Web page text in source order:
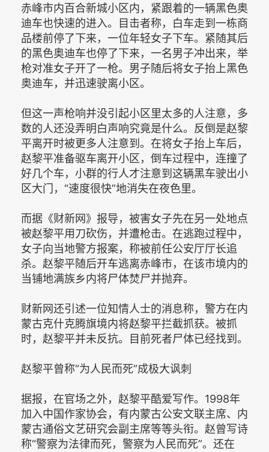
赤峰市内百合新城小区内，紧跟着的一辆黑色奥
迪车也快速的进入。目击者称，白车走到一栋商
品楼前停了下来，一位年轻女子下车。紧随其后
的黑色奥迪车也停了下来，一名男子冲出来，举
枪对准女子开了一枪。男子随后将女子抬上黑色
奥迪车，并迅速驶离小区。
但这一声枪响并没引起小区里太多的人注意，多
数的人还没弄明白声响究竟是什么。反倒是赵黎
平离开时被更多人注意到。在将女子抬上车后，
赵黎平准备驱车离开小区，倒车过程中，连撞了
好几个车，小群的行人才注意到这辆黑车驶出小
区大门，“速度很快”地消失在夜色里。
而据《财新网》报导，被害女子先在另一处地点
被赵黎平用刀砍伤，并遭枪击。在逃跑过程中，
女子向当地警方报案，称被前任公安厅厅长追
杀。赵黎平随后开车逃离赤峰市，在该市境内的
当铺地满族乡内将尸体焚尸并抛弃。
财新网还引述一位知情人士的消息称，警方在内
蒙古克什克腾旗境内将赵黎平拦截抓获。被抓
时，赵黎平并未反抗。目前死者尸体已经找到。
赵黎平曾称“为人民而死”成极大讽刺
据报，在官场之外，赵黎平酷爱写作。1998年
加入中国作家协会，有内蒙古公安文联主席、内
蒙古通俗文艺研究会副主席等等头衔。赵曾写诗
称“警察为法律而死，警察为人民而死”。还在